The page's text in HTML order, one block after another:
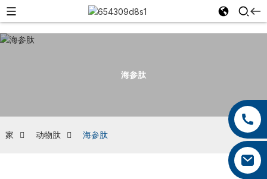
+86 13959222339
海参肽
家 动物肽 海参肽